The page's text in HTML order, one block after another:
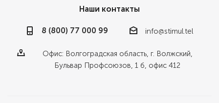
Наши контакты
8 (800) 77 000 99 info@stimul.tel
Офис: Волгоградская область, г. Волжский,
Бульвар Профсоюзов, 1 б, офис 412